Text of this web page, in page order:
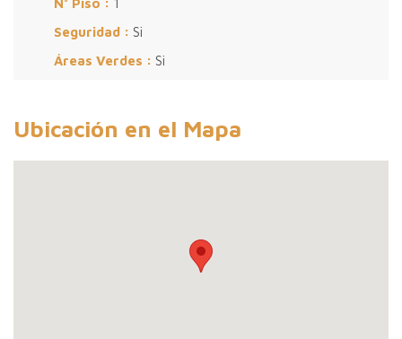
N° Piso : 1
Seguridad : Si
Áreas Verdes : Si
Ubicación en el Mapa